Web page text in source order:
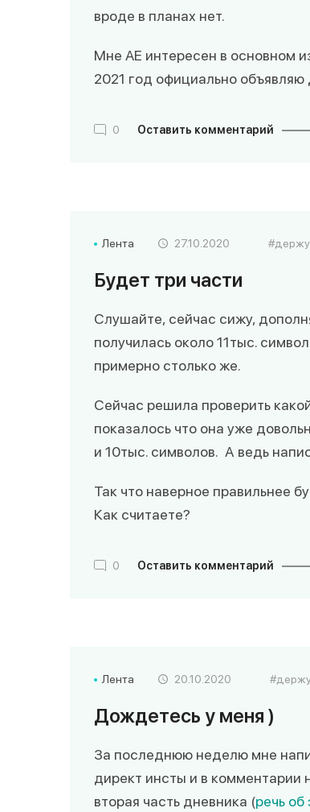
вроде в планах нет.
Мне AE интересен в основном
2021 год официально
0 Оставить комментарий
Лента 27.10.2020 держу
Будет три части
Слушайте, сейчас сижу,
получилась около 11тыс.
примерно столько же.
Сейчас решила проверить
показалось что она уже
и 10тыс. символов. А ведь
Так что наверное правильнее
Как считаете?
0 Оставить комментарий
Лента 20.10.2020 держу
Дождетесь у меня )
За последнюю неделю мне
директ инсты и в комментарии
вторая часть дневника (речь об